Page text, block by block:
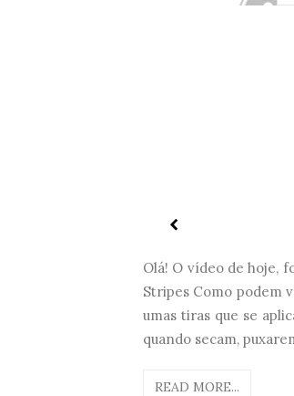
Olá! O vídeo de hoje,
Stripes Como podem
umas tiras que se
quando secam,
READ MORE...